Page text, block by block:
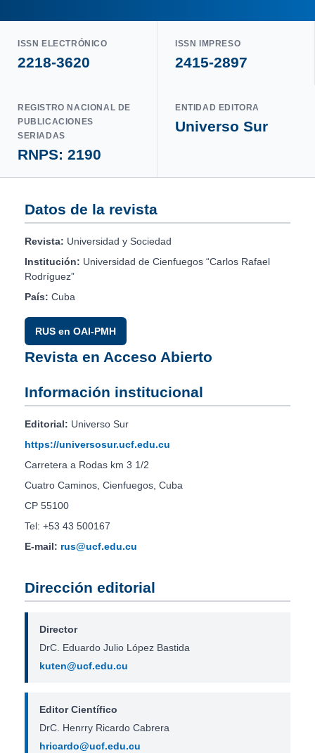
ISSN ELECTRÓNICO
2218-3620
ISSN IMPRESO
2415-2897
REGISTRO NACIONAL DE
PUBLICACIONES
SERIADAS
RNPS: 2190
ENTIDAD EDITORA
Universo Sur
Datos de la revista
Revista: Universidad y Sociedad
Institución: Universidad de Cienfuegos “Carlos Rafael
Rodríguez”
País: Cuba
RUS en OAI-PMH
Revista en Acceso Abierto
Información institucional
Editorial: Universo Sur
https://universosur.ucf.edu.cu
Carretera a Rodas km 3 1/2
Cuatro Caminos, Cienfuegos, Cuba
CP 55100
Tel: +53 43 500167
E-mail: rus@ucf.edu.cu
Dirección editorial
Director
DrC. Eduardo Julio López Bastida
kuten@ucf.edu.cu
Editor Científico
DrC. Henrry Ricardo Cabrera
hricardo@ucf.edu.cu